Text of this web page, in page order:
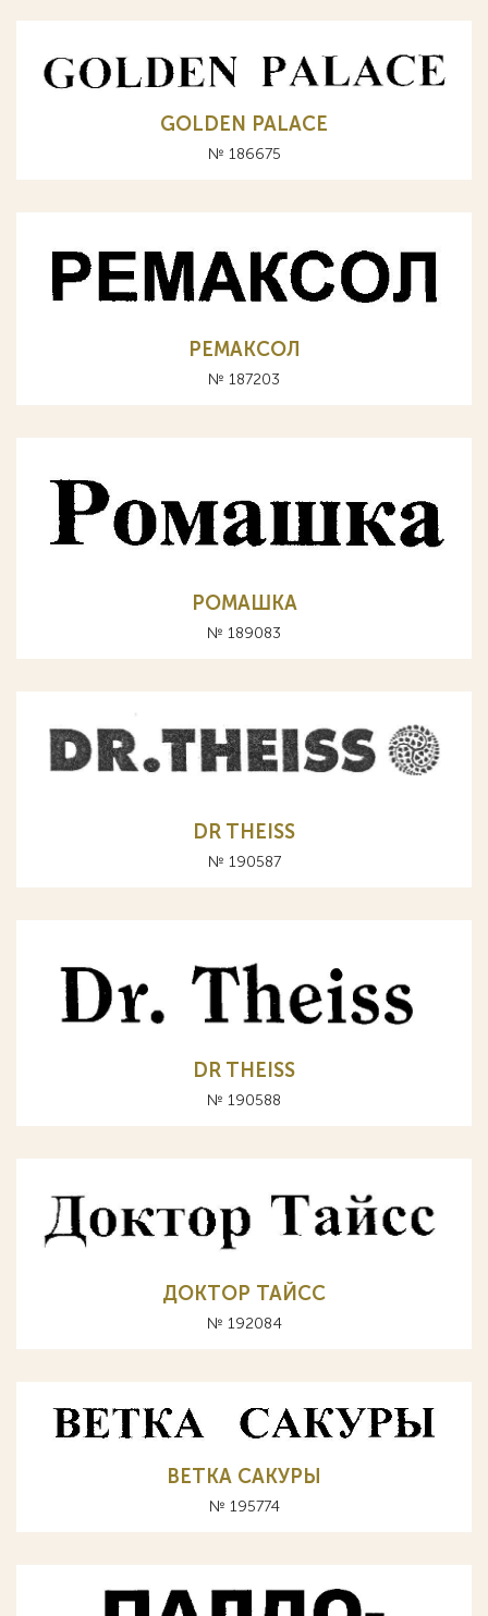
GOLDEN PALACE
№ 186675
РЕМАКСОЛ
№ 187203
РОМАШКА
№ 189083
DR THEISS
№ 190587
DR THEISS
№ 190588
ДОКТОР ТАЙСС
№ 192084
ВЕТКА САКУРЫ
№ 195774